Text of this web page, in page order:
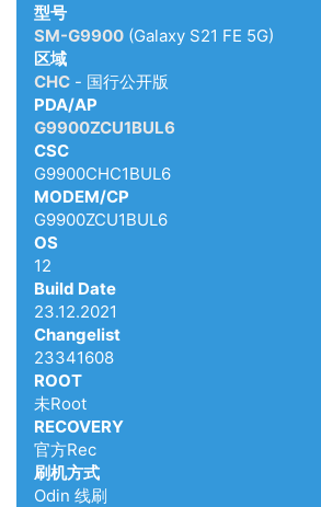
型号
SM-G9900 (Galaxy S21 FE 5G)
区域
CHC - 国行公开版
PDA/AP
G9900ZCU1BUL6
CSC
G9900CHC1BUL6
MODEM/CP
G9900ZCU1BUL6
OS
12
Build Date
23.12.2021
Changelist
23341608
ROOT
未Root
RECOVERY
官方Rec
刷机方式
Odin 线刷